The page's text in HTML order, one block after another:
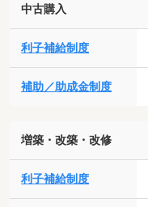
中古購入
利子補給制度
補助／助成金制度
増築・改築・改修
利子補給制度